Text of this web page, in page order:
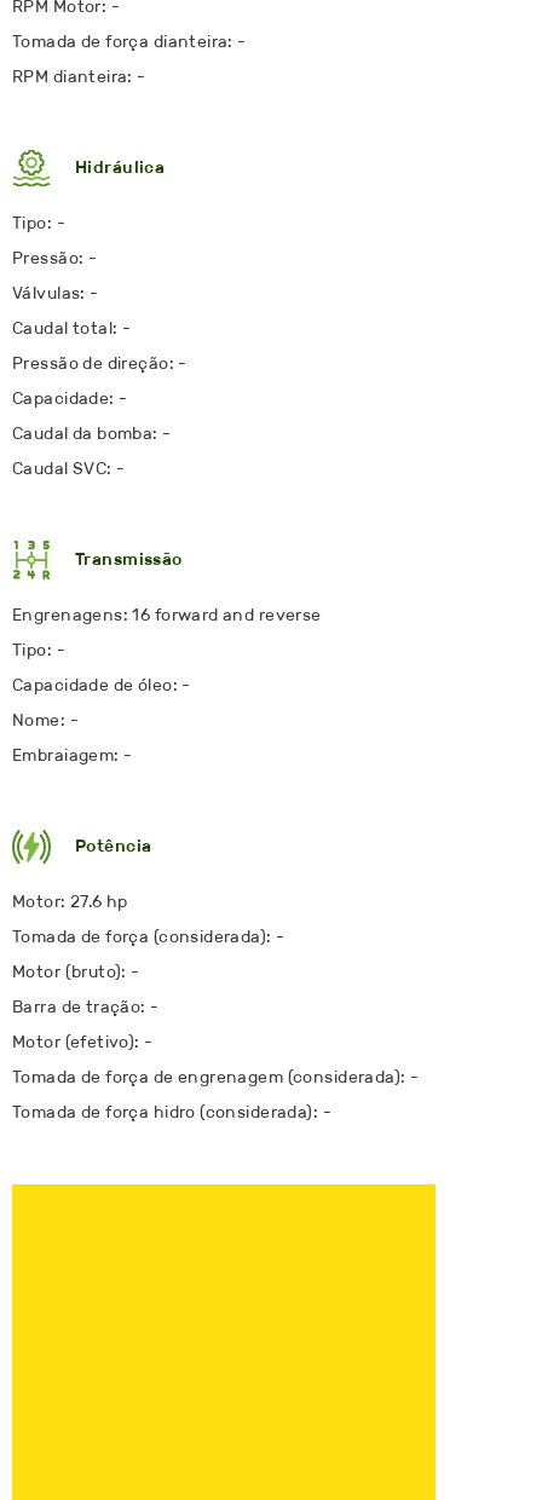
RPM Motor: -
Tomada de força dianteira: -
RPM dianteira: -
Hidráulica
Tipo: -
Pressão: -
Válvulas: -
Caudal total: -
Pressão de direção: -
Capacidade: -
Caudal da bomba: -
Caudal SVC: -
Transmissão
Engrenagens: 16 forward and reverse
Tipo: -
Capacidade de óleo: -
Nome: -
Embraiagem: -
Potência
Motor: 27.6 hp
Tomada de força (considerada): -
Motor (bruto): -
Barra de tração: -
Motor (efetivo): -
Tomada de força de engrenagem (considerada): -
Tomada de força hidro (considerada): -